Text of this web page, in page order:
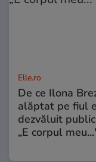
Elle.ro
De ce Ilona
alăptat pe fiul
dezvăluit
„E corpul